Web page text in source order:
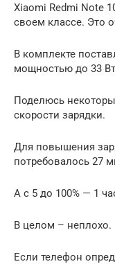
Xiaomi Redmi Note
своем классе. Это
В комплекте
мощностью до 33
Поделюсь
скорости зарядки.
Для повышения
потребовалось 27
А с 5 до 100% — 1
В целом – неплохо.
Если телефон